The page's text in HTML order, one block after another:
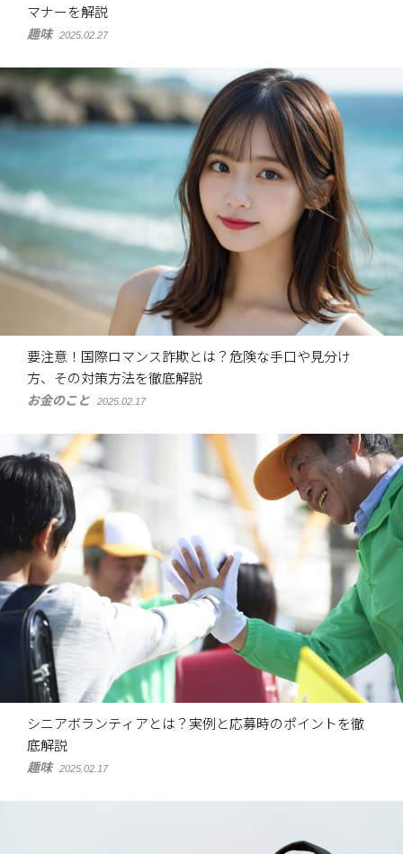
マナーを解説
趣味 2025.02.27
要注意！国際ロマンス詐欺とは？危険な手口や見分け
方、その対策方法を徹底解説
お金のこと 2025.02.17
シニアボランティアとは？実例と応募時のポイントを徹
底解説
趣味 2025.02.17